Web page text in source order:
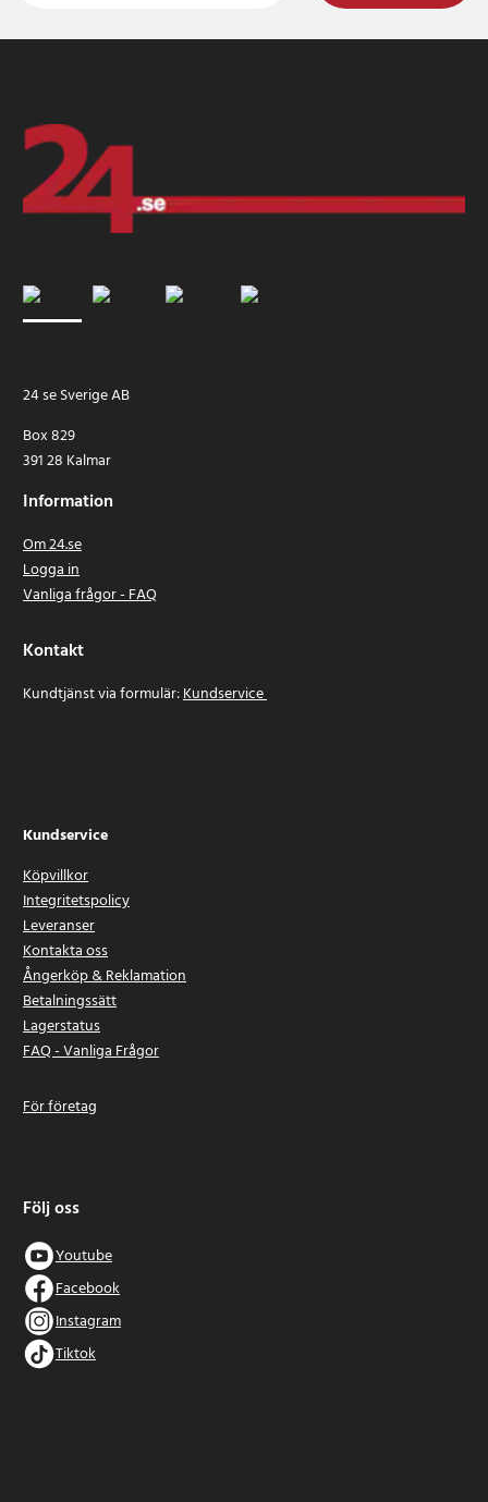
24 se Sverige AB
Box 829
391 28 Kalmar
Information
Om 24.se
Logga in
Vanliga frågor - FAQ
Kontakt
Kundtjänst via formulär:Kundservice
Kundservice
Köpvillkor
Integritetspolicy
Leveranser
Kontakta oss
Ångerköp & Reklamation
Betalningssätt
Lagerstatus
FAQ - Vanliga Frågor
För företag
Följ oss
Youtube
Facebook
Instagram
Tiktok